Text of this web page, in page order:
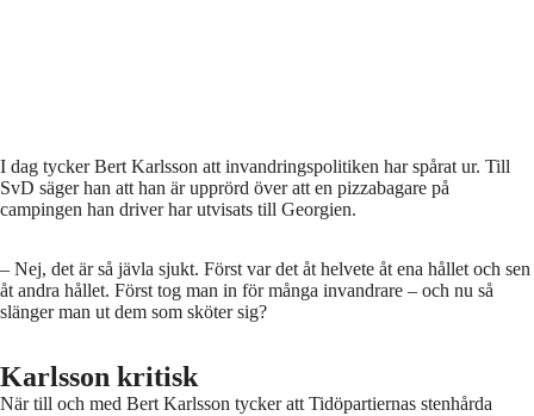
I dag tycker Bert Karlsson att invandringspolitiken har spårat ur. Till
SvD säger han att han är upprörd över att en pizzabagare på
campingen han driver har utvisats till Georgien.
– Nej, det är så jävla sjukt. Först var det åt helvete åt ena hållet och sen
åt andra hållet. Först tog man in för många invandrare – och nu så
slänger man ut dem som sköter sig?
Karlsson kritisk
När till och med Bert Karlsson tycker att Tidöpartiernas stenhårda